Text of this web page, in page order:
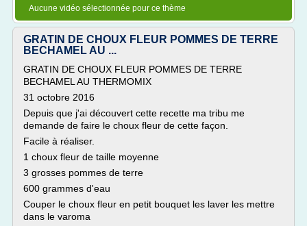
Aucune vidéo sélectionnée pour ce thème
GRATIN DE CHOUX FLEUR POMMES DE TERRE
BECHAMEL AU ...
GRATIN DE CHOUX FLEUR POMMES DE TERRE
BECHAMEL AU THERMOMIX
31 octobre 2016
Depuis que j'ai découvert cette recette ma tribu me
demande de faire le choux fleur de cette façon.
Facile à réaliser.
1 choux fleur de taille moyenne
3 grosses pommes de terre
600 grammes d'eau
Couper le choux fleur en petit bouquet les laver les mettre
dans le varoma